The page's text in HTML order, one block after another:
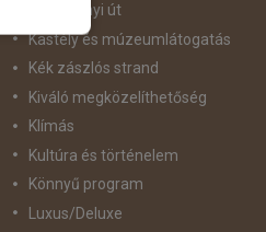
Karácsonyi út
Kastély és múzeumlátogatás
Kék zászlós strand
Kiváló megközelíthetőség
Klímás
Kultúra és történelem
Könnyű program
Luxus/Deluxe